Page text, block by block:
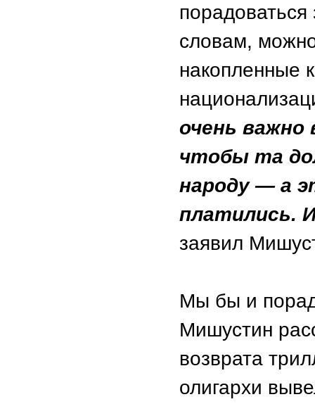
словам,
накопленные
очень важно
чтобы та
народу — а
платились.
заявил
Мы бы и
Мишустин
возврата
олигархи